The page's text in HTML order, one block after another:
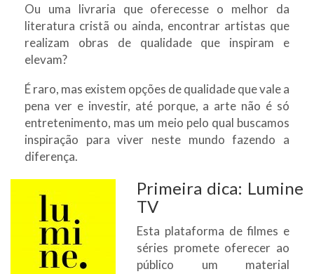
Ou uma livraria que oferecesse o melhor da
literatura cristã ou ainda, encontrar artistas que
realizam obras de qualidade que inspiram e
elevam?
É raro, mas existem opções de qualidade que vale a
pena ver e investir, até porque, a arte não é só
entretenimento, mas um meio pelo qual buscamos
inspiração para viver neste mundo fazendo a
diferença.
Primeira dica: Lumine
TV
Esta plataforma de filmes e
séries promete oferecer ao
público um material